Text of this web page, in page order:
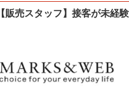
【販売スタッフ】接客が未経